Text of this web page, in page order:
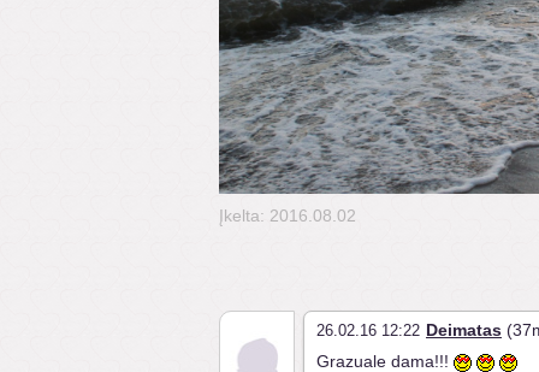
Įkelta: 2016.08.02
26.02.16 12:22 Deimatas
Grazuale dama!!!